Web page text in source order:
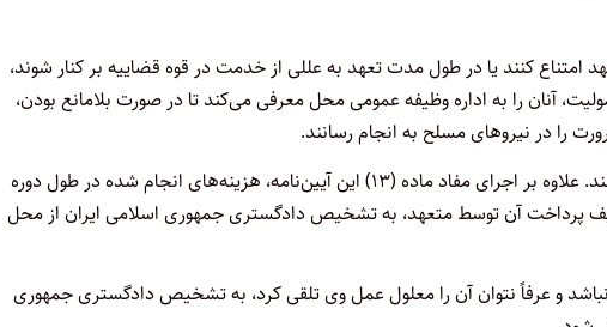
امتناع کنند یا در طول مدت تعهد به عللی از خدمت در قوه قضاییه بر کنار شوند،
آنان را به اداره وظیفه عمومی محل معرفی می‌کند تا در صورت بلامانع بودن،
در نیروهای مسلح به انجام رسانند.
‌ماده ۱۴ – چنانچه مشمولان قانون از خدمت مورد تعهد امتناع کنند. علاوه بر اجرای مفاد ماده (۱۳) این آیین‌نامه، هزینه‌های انجام شده در طول دوره
آن توسط متعهد، به تشخیص دادگستری جمهوری اسلامی ایران از محل
و عرفاً نتوان آن را معلول عمل وی تلقی کرد، به تشخیص دادگستری جمهوری